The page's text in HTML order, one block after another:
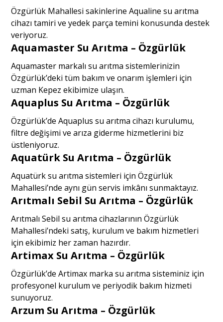
Özgürlük Mahallesi sakinlerine Aqualine su arıtma
cihazı tamiri ve yedek parça temini konusunda destek
veriyoruz.
Aquamaster Su Arıtma – Özgürlük
Aquamaster markalı su arıtma sistemlerinizin
Özgürlük’deki tüm bakım ve onarım işlemleri için
uzman Kepez ekibimize ulaşın.
Aquaplus Su Arıtma – Özgürlük
Özgürlük’de Aquaplus su arıtma cihazı kurulumu,
filtre değişimi ve arıza giderme hizmetlerini biz
üstleniyoruz.
Aquatürk Su Arıtma – Özgürlük
Aquatürk su arıtma sistemleri için Özgürlük
Mahallesi’nde aynı gün servis imkânı sunmaktayız.
Arıtmalı Sebil Su Arıtma – Özgürlük
Arıtmalı Sebil su arıtma cihazlarının Özgürlük
Mahallesi’ndeki satış, kurulum ve bakım hizmetleri
için ekibimiz her zaman hazırdır.
Artimax Su Arıtma – Özgürlük
Özgürlük’de Artimax marka su arıtma sisteminiz için
profesyonel kurulum ve periyodik bakım hizmeti
sunuyoruz.
Arzum Su Arıtma – Özgürlük